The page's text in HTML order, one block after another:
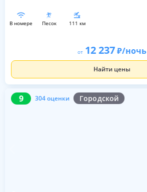
в номере песок 111 км
от 12 237 /ночь
Найти цены
9 304 оценки Городской
9 304 оценки